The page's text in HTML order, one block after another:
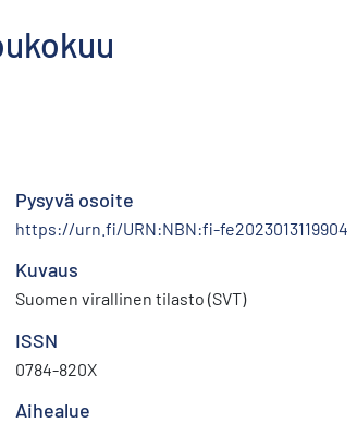
Pysyvä osoite
https://urn.fi/URN:NBN:fi-fe2023013119904
Kuvaus
Suomen virallinen tilasto (SVT)
ISSN
0784-820X
Aihealue